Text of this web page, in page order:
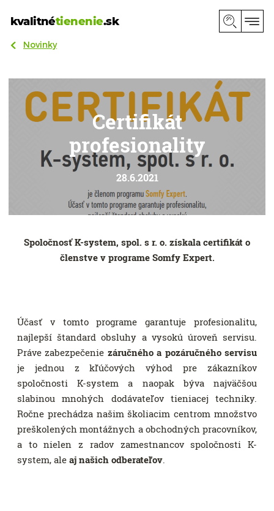
kvalitnétienenie.sk
Novinky
Certifikát
profesionality
28.6.2021
Spoločnosť K-system, spol. s r. o. získala certifikát o
členstve v programe Somfy Expert.
Účasť v tomto programe garantuje profesionalitu,
najlepší štandard obsluhy a vysokú úroveň servisu.
Práve zabezpečenie záručného a pozáručného servisu
je jednou z kľúčových výhod pre zákazníkov
spoločnosti K-system a naopak býva najväčšou
slabinou mnohých dodávateľov tieniacej techniky.
Ročne prechádza našim školiacim centrom množstvo
preškolených montážnych a obchodných pracovníkov,
a to nielen z radov zamestnancov spoločnosti K-
system, ale aj našich odberateľov.